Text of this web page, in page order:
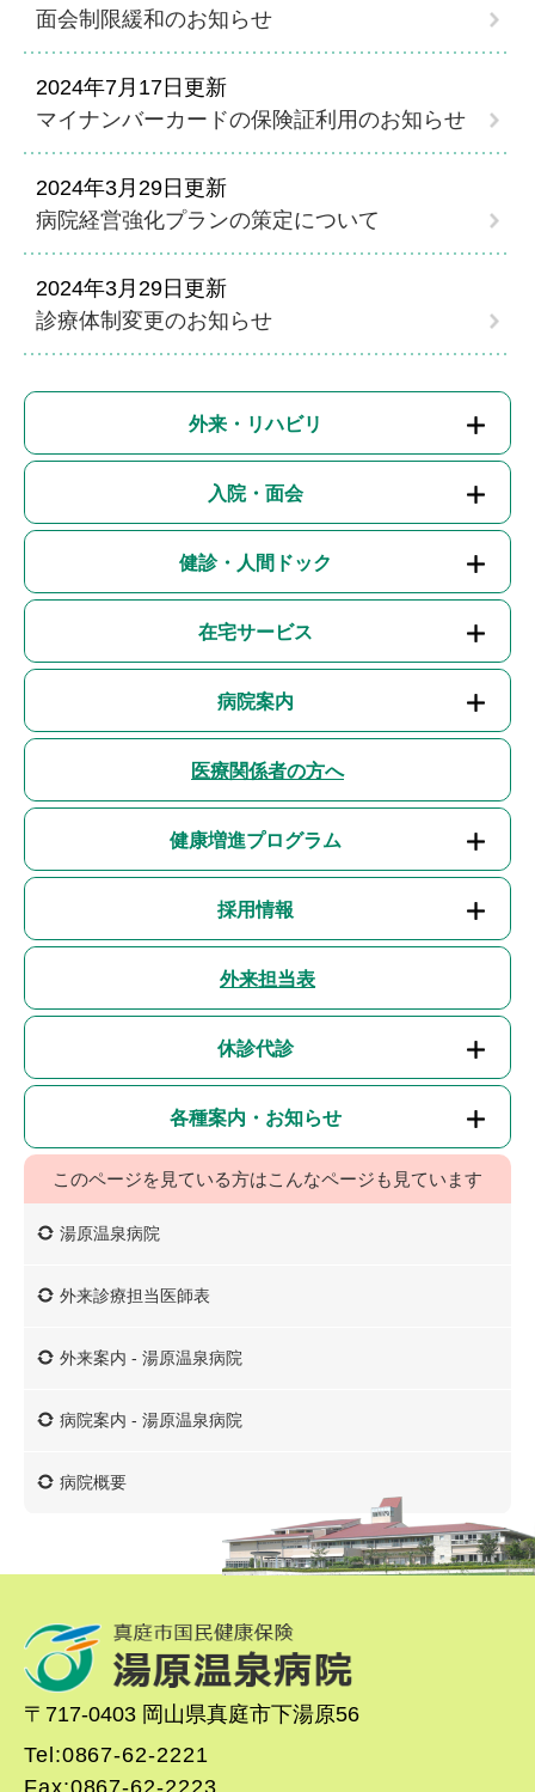
面会制限緩和のお知らせ
2024年7月17日更新
マイナンバーカードの保険証利用のお知らせ
2024年3月29日更新
病院経営強化プランの策定について
2024年3月29日更新
診療体制変更のお知らせ
外来・リハビリ
入院・面会
健診・人間ドック
在宅サービス
病院案内
医療関係者の方へ
健康増進プログラム
採用情報
外来担当表
休診代診
各種案内・お知らせ
このページを見ている方はこんなページも見ています
湯原温泉病院
外来診療担当医師表
外来案内 - 湯原温泉病院
病院案内 - 湯原温泉病院
病院概要
〒717-0403 岡山県真庭市下湯原56
Tel:0867-62-2221
Fax:0867-62-2223